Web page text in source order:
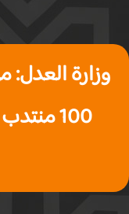
وزارة العدل:
100